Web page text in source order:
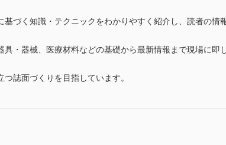
づく知識・テクニックをわかりやすく紹介し、読者の情
・器械、医療材料などの基礎から最新情報まで現場に即
誌面づくりを目指しています。